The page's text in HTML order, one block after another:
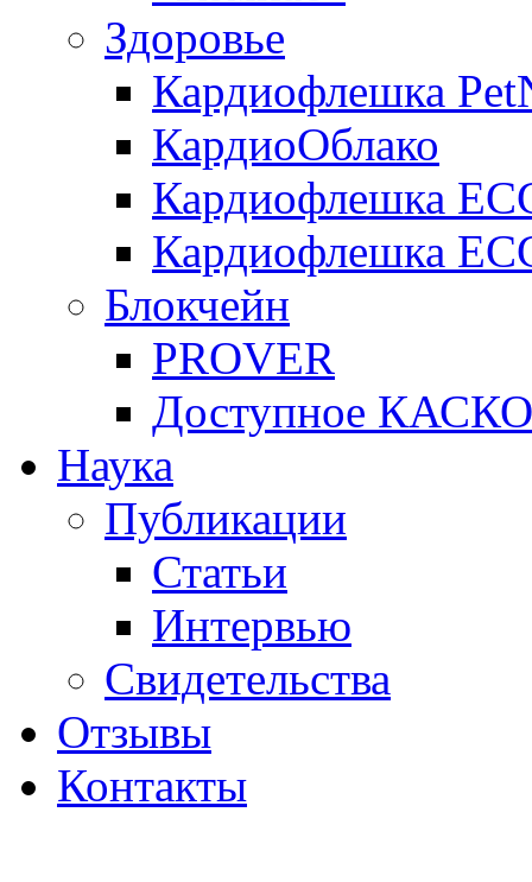
Здоровье
Кардиофлешка
КардиоОблако
Кардиофлешка
Кардиофлешка
Блокчейн
PROVER
Доступное КАСКО
Наука
Публикации
Статьи
Интервью
Свидетельства
Отзывы
Контакты